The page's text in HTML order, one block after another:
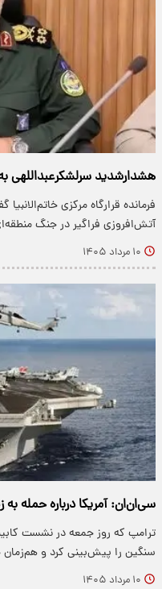
هشدارشدید سرلشکرعبداللهی
فرمانده قرارگاه مرکزی
آتش‌افروزی فراگیر در جنگ
۱۰ مرداد ۱۴۰۵
سی‌ان‌ان: آمریکا درباره حمله
ترامپ که روز جمعه در نشست
سنگین را پیش‌بینی کرد و
۱۰ مرداد ۱۴۰۵